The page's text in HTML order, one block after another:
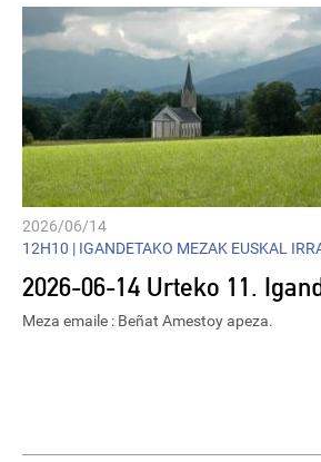
2026/06/14
12H10 | IGANDETAKO MEZAK EUSKAL
2026-06-14 Urteko 11.
Meza emaile : Beñat Amestoy apeza.